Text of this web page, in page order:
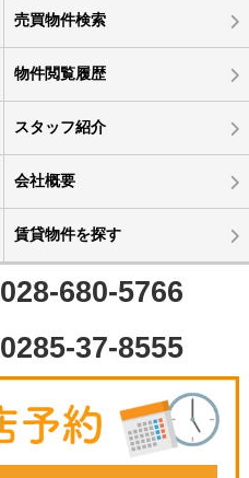
売買物件検索
物件閲覧履歴
スタッフ紹介
会社概要
賃貸物件を探す
028-680-5766
0285-37-8555